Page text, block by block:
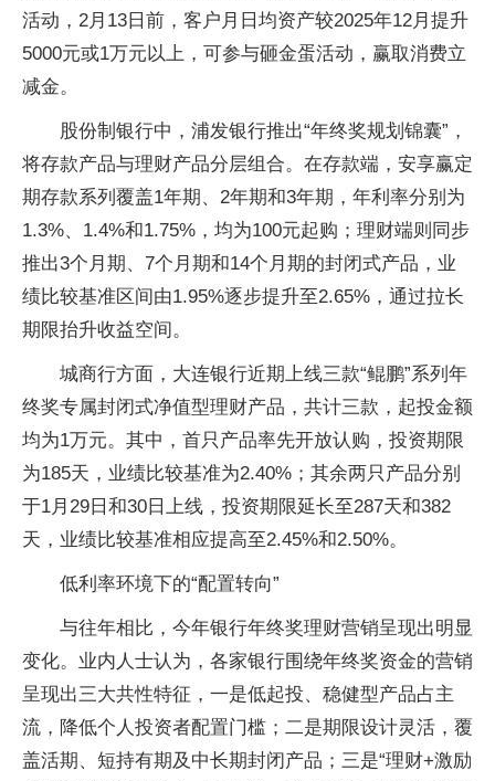
活动，2月13日前，客户月日均资产较2025年12月提升
5000元或1万元以上，可参与砸金蛋活动，赢取消费立
减金。
股份制银行中，浦发银行推出“年终奖规划锦囊”，
将存款产品与理财产品分层组合。在存款端，安享赢定
期存款系列覆盖1年期、2年期和3年期，年利率分别为
1.3%、1.4%和1.75%，均为100元起购；理财端则同步
推出3个月期、7个月期和14个月期的封闭式产品，业
绩比较基准区间由1.95%逐步提升至2.65%，通过拉长
期限抬升收益空间。
城商行方面，大连银行近期上线三款“鲲鹏”系列年
终奖专属封闭式净值型理财产品，共计三款，起投金额
均为1万元。其中，首只产品率先开放认购，投资期限
为185天，业绩比较基准为2.40%；其余两只产品分别
于1月29日和30日上线，投资期限延长至287天和382
天，业绩比较基准相应提高至2.45%和2.50%。
低利率环境下的“配置转向”
与往年相比，今年银行年终奖理财营销呈现出明显
变化。业内人士认为，各家银行围绕年终奖资金的营销
呈现出三大共性特征，一是低起投、稳健型产品占主
流，降低个人投资者配置门槛；二是期限设计灵活，覆
盖活期、短持有期及中长期封闭产品；三是“理财+激励